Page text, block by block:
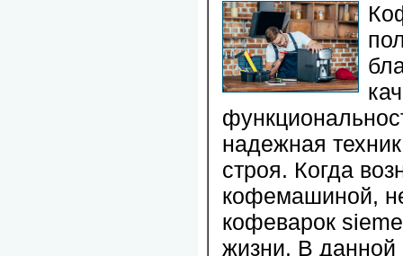
надежная
строя. Когда
кофемашиной,
кофеварок
жизни. В данной